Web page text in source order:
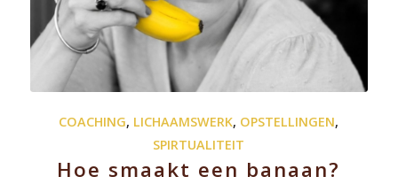
COACHING, LICHAAMSWERK, OPSTELLINGEN,
SPIRTUALITEIT
Hoe smaakt een banaan?